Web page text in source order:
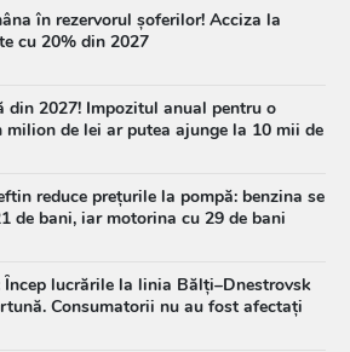
în rezervorul șoferilor! Acciza la
cu 20% din 2027
din 2027! Impozitul anual pentru o
milion de lei ar putea ajunge la 10 mii de
reduce prețurile la pompă: benzina se
de bani, iar motorina cu 29 de bani
Încep lucrările la linia Bălți–Dnestrovsk
Consumatorii nu au fost afectați